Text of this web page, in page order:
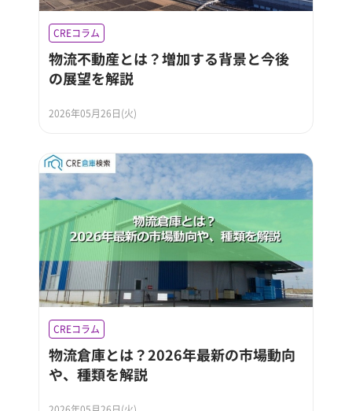
CREコラム
物流不動産とは？増加する背景と今後
の展望を解説
2026年05月26日(火)
CREコラム
物流倉庫とは？2026年最新の市場動向
や、種類を解説